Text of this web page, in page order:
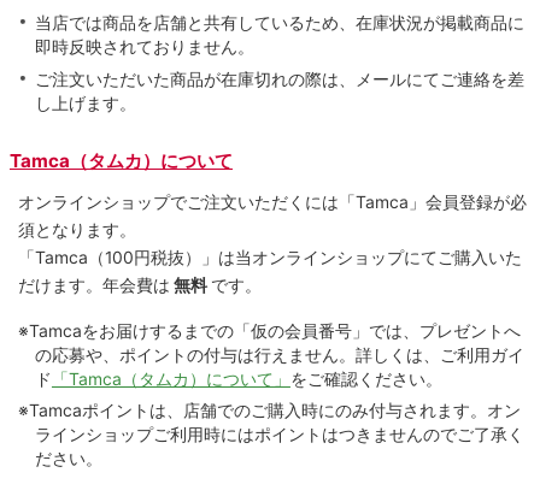
当店では商品を店舗と共有しているため、在庫状況が掲載商品に
即時反映されておりません。
ご注文いただいた商品が在庫切れの際は、メールにてご連絡を差
し上げます。
Tamca（タムカ）について
オンラインショップでご注⽂いただくには「Tamca」会員登録が必
須となります。
「Tamca （100円税抜）
」は当オンラインショップにてご購⼊いた
だけます。 年会費は 無料 です。
※Tamcaをお届けするまでの「仮の会員番号」では、プレゼントへ
の応募や、ポイントの付与は⾏えません。詳しくは、ご利⽤ガイ
ド 「Tamca（タムカ）について」 をご確認ください。
※Tamcaポイントは、店舗でのご購⼊時にのみ付与されます。オン
ラインショップご利用時にはポイントはつきませんのでご了承く
ださい。